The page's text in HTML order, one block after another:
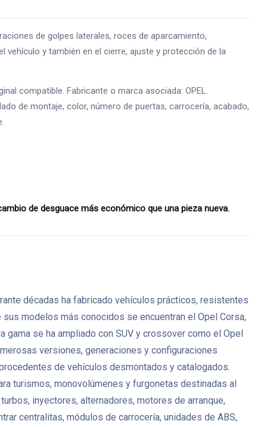
de golpes laterales, roces de aparcamiento,
y también en el cierre, ajuste y protección de la
compatible. Fabricante o marca asociada: OPEL.
de montaje, color, número de puertas, carrocería, acabado,
de desguace más económico que una pieza nueva.
décadas ha fabricado vehículos prácticos, resistentes
modelos más conocidos se encuentran el Opel Corsa,
se ha ampliado con SUV y crossover como el Opel
versiones, generaciones y configuraciones
de vehículos desmontados y catalogados.
turismos, monovolúmenes y furgonetas destinadas al
inyectores, alternadores, motores de arranque,
centralitas, módulos de carrocería, unidades de ABS,